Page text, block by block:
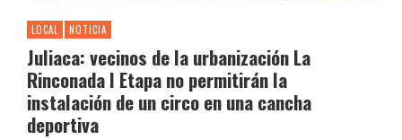
LOCAL NOTICIA
Juliaca: vecinos de la urbanización La
Rinconada I Etapa no permitirán la
instalación de un circo en una cancha
deportiva